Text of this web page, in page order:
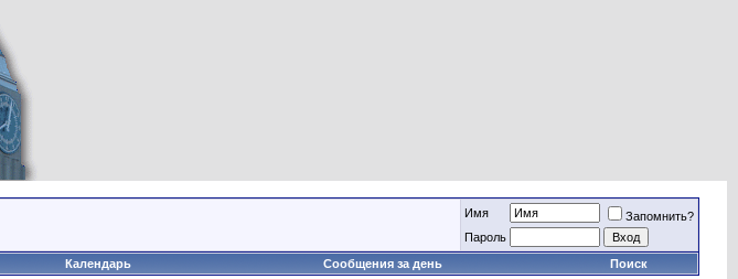
Имя
Запомнить?
Пароль
Календарь Сообщения за день Поиск